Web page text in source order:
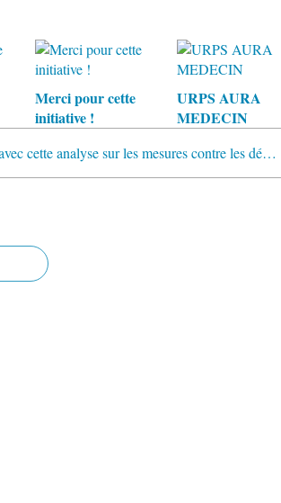
Merci pour cette
initiative !
URPS AURA
MEDECIN
Bien d'accord avec cette analyse sur les mesures contre les déserts en santé